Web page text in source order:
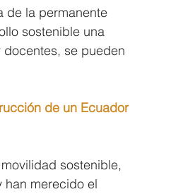
de la permanente
sostenible una
se pueden
de un Ecuador
sostenible,
han merecido el